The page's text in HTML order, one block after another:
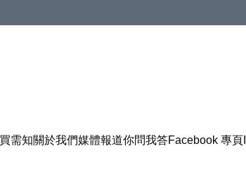
需知關於我們媒體報道你問我答Facebook 專頁